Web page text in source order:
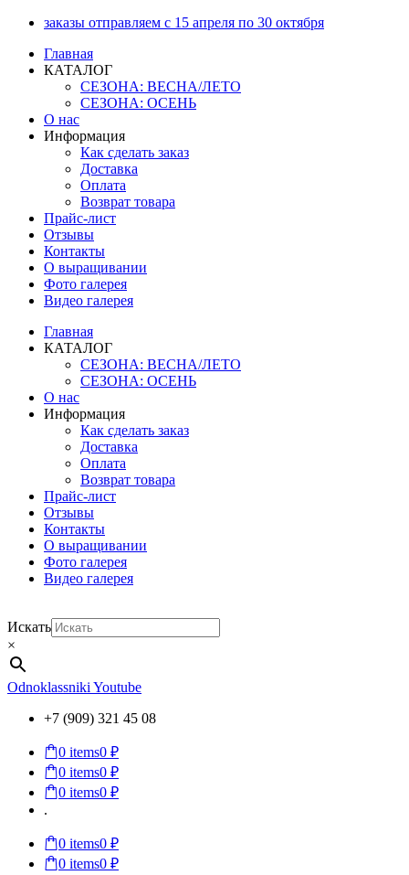
Перейти
содержимому
заказы отправляем с 15 апреля по 30 октября
Главная
КАТАЛОГ
СЕЗОНА: ВЕСНА/ЛЕТО
СЕЗОНА: ОСЕНЬ
О нас
Информация
Как сделать заказ
Доставка
Оплата
Возврат товара
Прайс-лист
Отзывы
Контакты
О выращивании
Фото галерея
Видео галерея
Главная
КАТАЛОГ
СЕЗОНА: ВЕСНА/ЛЕТО
СЕЗОНА: ОСЕНЬ
О нас
Информация
Как сделать заказ
Доставка
Оплата
Возврат товара
Прайс-лист
Отзывы
Контакты
О выращивании
Фото галерея
Видео галерея
Искать
×
Odnoklassniki Youtube
+7 (909) 321 45 08
0 items0 ₽
0 items0 ₽
0 items0 ₽
.
0 items0 ₽
0 items0 ₽